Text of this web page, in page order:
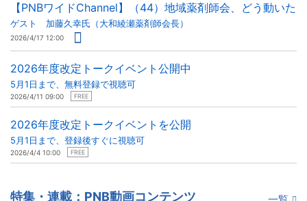
【PNBワイドChannel】（44）地域薬剤師会、どう動いた
ゲスト 加藤久幸氏（大和綾瀬薬剤師会長）
2026/4/17 12:00
2026年度改定トークイベント公開中
5月1日まで、無料登録で視聴可
2026/4/11 09:00 FREE
2026年度改定トークイベントを公開
5月1日まで、登録後すぐに視聴可
2026/4/4 10:00 FREE
特集・連載：PNB動画コンテンツ